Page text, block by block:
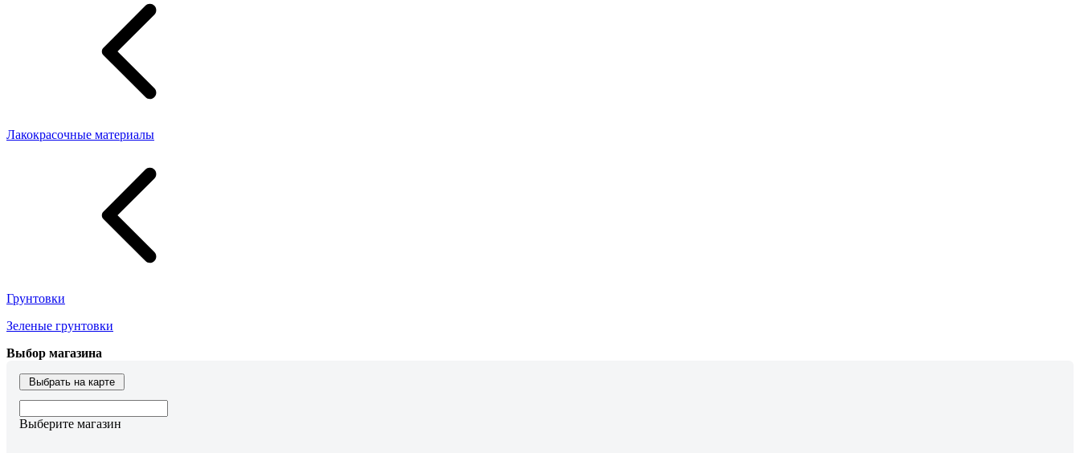
Лакокрасочные материалы
Грунтовки
Зеленые грунтовки
Выбор магазина
Выбрать на карте
Выберите магазин